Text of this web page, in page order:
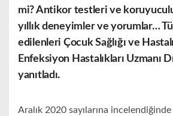
mi? Antikor testleri ve
yıllık deneyimler ve yorumlar…
edilenleri Çocuk Sağlığı ve
Enfeksiyon Hastalıkları Uzmanı
yanıtladı.
Aralık 2020 sayılarına